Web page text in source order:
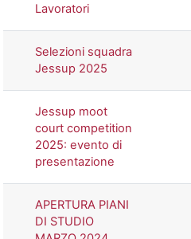
Lavoratori
Selezioni squadra
Jessup 2025
Jessup moot
court competition
2025: evento di
presentazione
APERTURA PIANI
DI STUDIO